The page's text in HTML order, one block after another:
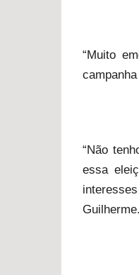
“Muito
“Não
essa
Guilherme.